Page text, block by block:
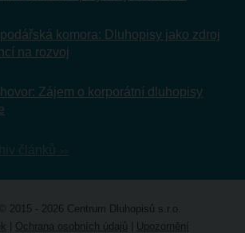
komora: Dluhopisy jako zdroj
na rozvoj
Zájem o korporátní dluhopisy
2015 - 2026 Centrum Dluhopisů s.r.o.
Ochrana osobních údajů Upozornění